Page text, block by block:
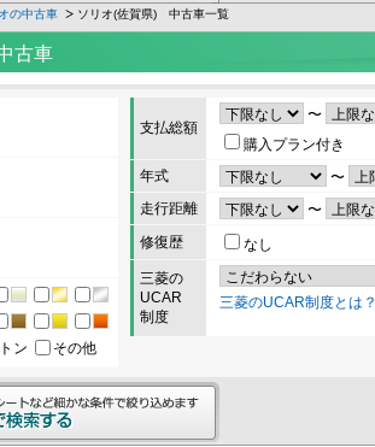
の中古車 ソリオ(佐賀県) 中古車一覧
古車
ン
その他
支払総額
〜
購入プラン付き
年式
〜
走行距離
〜
修復歴
なし
三菱の
UCAR
制度
三菱のUCAR制度とは？